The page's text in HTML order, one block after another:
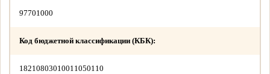
97701000
Код бюджетной классификации (КБК):
18210803010011050110